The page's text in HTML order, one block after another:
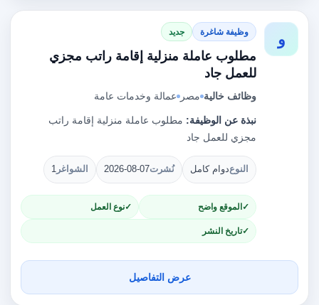
و وظيفة شاغرة جديد
مطلوب عاملة منزلية إقامة راتب مجزي
للعمل جاد
وظائف خالية مصر عمالة وخدمات عامة
نبذة عن الوظيفة: مطلوب عاملة منزلية إقامة راتب
مجزي للعمل جاد
النوعدوام كامل نُشرت2026-08-07 الشواغر 1
الموقع واضح نوع العمل
تاريخ النشر
عرض التفاصيل